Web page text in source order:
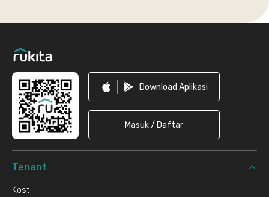
Download Aplikasi
Masuk / Daftar
Tenant
Kost